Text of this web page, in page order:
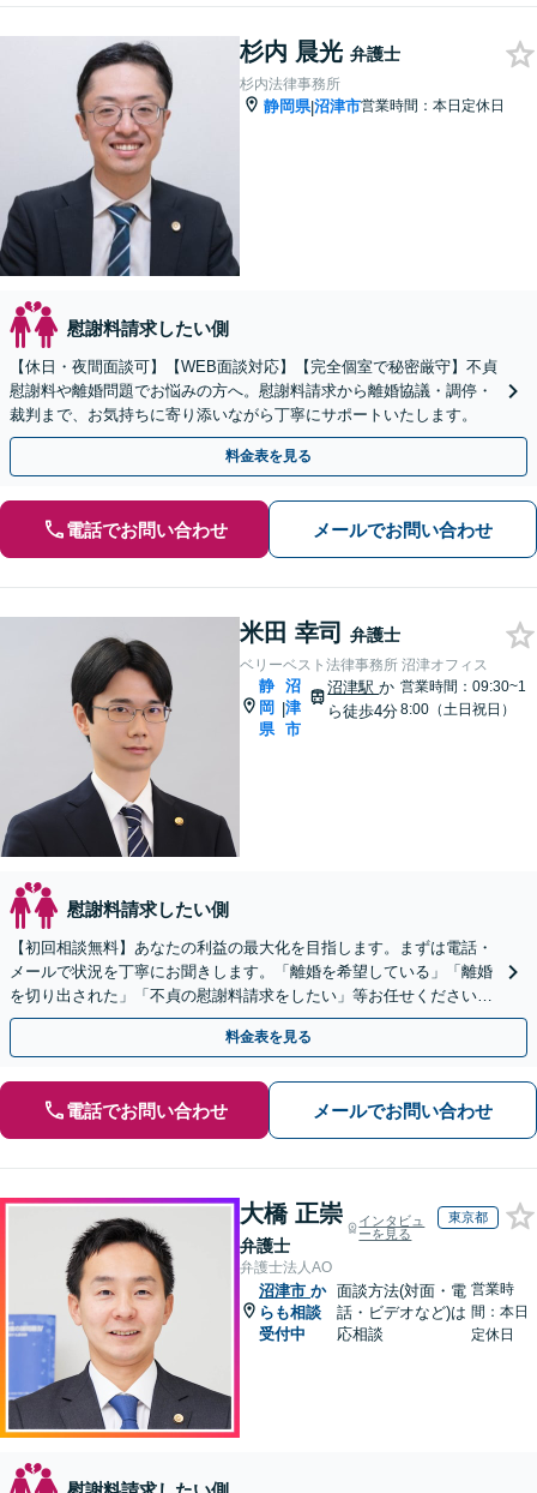
杉内 晨光 弁護士
杉内法律事務所
静岡県|沼津市営業時間：本日定休日
慰謝料請求したい側
【休日・夜間面談可】【WEB面談対応】【完全個室で秘密厳守】不貞
慰謝料や離婚問題でお悩みの方へ。慰謝料請求から離婚協議・調停・
裁判まで、お気持ちに寄り添いながら丁寧にサポートいたします。
料金表を見る
電話でお問い合わせ メールでお問い合わせ
米田 幸司 弁護士
ベリーベスト法律事務所 沼津オフィス
静
岡
県
|
沼
津
市
沼津駅か
ら徒歩4分
営業時間：09:30~1
8:00（土日祝日）
慰謝料請求したい側
【初回相談無料】あなたの利益の最大化を目指します。まずは電話・
メールで状況を丁寧にお聞きします。「離婚を希望している」「離婚
を切り出された」「不貞の慰謝料請求をしたい」等お任せください。
【リーズナブルな料金設定】
料金表を見る
電話でお問い合わせ メールでお問い合わせ
大橋 正崇
弁護士
インタビュ
ーを見る
東京都
弁護士法人AO
沼津市 か
らも相談
受付中
面談方法(対面・電
話・ビデオなど)は
応相談
営業時
間：本日
定休日